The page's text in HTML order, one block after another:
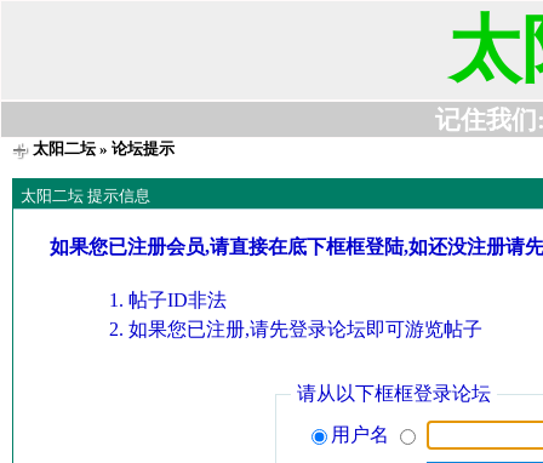
太
记住我们
太阳二坛» 论坛提示
太阳二坛 提示信息
如果您已注册会员,请直接在底下框框登陆,如还没注册请
帖子ID非法
如果您已注册,请先登录论坛即可游览帖子
请从以下框框登录论坛
用户名